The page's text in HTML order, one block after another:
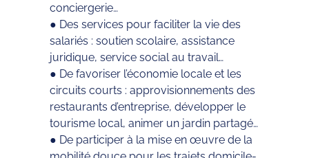
conciergerie…
● Des services pour faciliter la vie des
salariés : soutien scolaire, assistance
juridique, service social au travail…
● De favoriser l’économie locale et les
circuits courts : approvisionnements des
restaurants d’entreprise, développer le
tourisme local, animer un jardin partagé…
● De participer à la mise en œuvre de la